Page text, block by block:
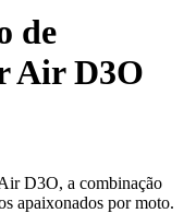
de
Air D3O
D3O, a combinação
apaixonados por moto.